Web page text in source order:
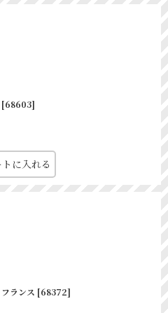
[68603]
に入れる
ランス [68372]